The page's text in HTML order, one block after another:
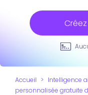
Accueil > Intelligence
personnalisée gratuite